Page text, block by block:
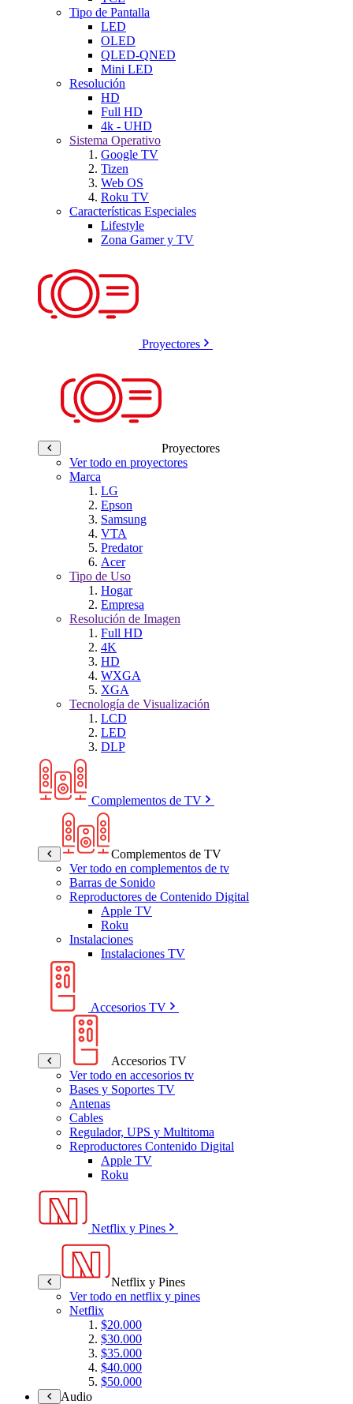
Tipo de Pantalla
LED
OLED
QLED-QNED
Mini LED
Resolución
HD
Full HD
4k - UHD
Sistema Operativo
Google TV
Tizen
Web OS
Roku TV
Características Especiales
Lifestyle
Zona Gamer y TV
Proyectores
Proyectores
Ver todo en proyectores
Marca
LG
Epson
Samsung
VTA
Predator
Acer
Tipo de Uso
Hogar
Empresa
Resolución de Imagen
Full HD
4K
HD
WXGA
XGA
Tecnología de Visualización
LCD
LED
DLP
Complementos de TV
Complementos de TV
Ver todo en complementos de tv
Barras de Sonido
Reproductores de Contenido Digital
Apple TV
Roku
Instalaciones
Instalaciones TV
Accesorios TV
Accesorios TV
Ver todo en accesorios tv
Bases y Soportes TV
Antenas
Cables
Regulador, UPS y Multitoma
Reproductores Contenido Digital
Apple TV
Roku
Netflix y Pines
Netflix y Pines
Ver todo en netflix y pines
Netflix
$20.000
$30.000
$35.000
$40.000
$50.000
Audio